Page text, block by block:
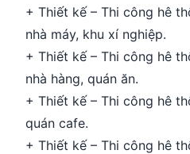
+ Thiết kế – Thi công hê
nhà máy, khu xí nghiệp.
+ Thiết kế – Thi công hê
nhà hàng, quán ăn.
+ Thiết kế – Thi công hê
quán cafe.
+ Thiết kế – Thi công hê